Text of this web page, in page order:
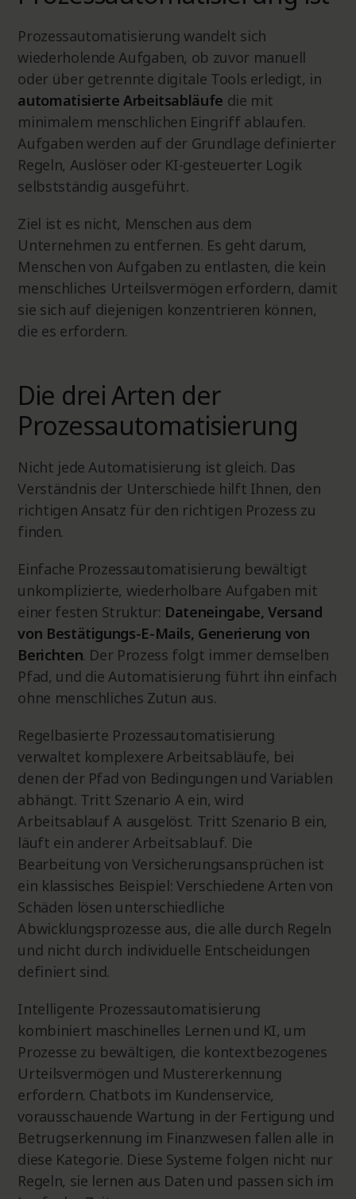
Prozessautomatisierung wandelt sich
wiederholende Aufgaben, ob zuvor manuell
oder über getrennte digitale Tools erledigt, in
automatisierte Arbeitsabläufe die mit
minimalem menschlichen Eingriff ablaufen.
Aufgaben werden auf der Grundlage definierter
Regeln, Auslöser oder KI-gesteuerter Logik
selbstständig ausgeführt.
Ziel ist es nicht, Menschen aus dem
Unternehmen zu entfernen. Es geht darum,
Menschen von Aufgaben zu entlasten, die kein
menschliches Urteilsvermögen erfordern, damit
sie sich auf diejenigen konzentrieren können,
die es erfordern.
Die drei Arten der
Prozessautomatisierung
Nicht jede Automatisierung ist gleich. Das
Verständnis der Unterschiede hilft Ihnen, den
richtigen Ansatz für den richtigen Prozess zu
finden.
Einfache Prozessautomatisierung bewältigt
unkomplizierte, wiederholbare Aufgaben mit
einer festen Struktur: Dateneingabe, Versand
von Bestätigungs-E-Mails, Generierung von
Berichten. Der Prozess folgt immer demselben
Pfad, und die Automatisierung führt ihn einfach
ohne menschliches Zutun aus.
Regelbasierte Prozessautomatisierung
verwaltet komplexere Arbeitsabläufe, bei
denen der Pfad von Bedingungen und Variablen
abhängt. Tritt Szenario A ein, wird
Arbeitsablauf A ausgelöst. Tritt Szenario B ein,
läuft ein anderer Arbeitsablauf. Die
Bearbeitung von Versicherungsansprüchen ist
ein klassisches Beispiel: Verschiedene Arten von
Schäden lösen unterschiedliche
Abwicklungsprozesse aus, die alle durch Regeln
und nicht durch individuelle Entscheidungen
definiert sind.
Intelligente Prozessautomatisierung
kombiniert maschinelles Lernen und KI, um
Prozesse zu bewältigen, die kontextbezogenes
Urteilsvermögen und Mustererkennung
erfordern. Chatbots im Kundenservice,
vorausschauende Wartung in der Fertigung und
Betrugserkennung im Finanzwesen fallen alle in
diese Kategorie. Diese Systeme folgen nicht nur
Regeln, sie lernen aus Daten und passen sich im